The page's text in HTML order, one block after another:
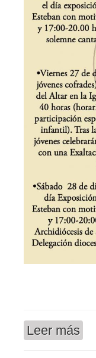
Leer más